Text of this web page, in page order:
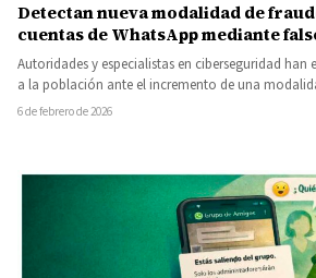
Detectan nueva modalidad de
cuentas de WhatsApp mediante
Autoridades y especialistas en ciberseguridad
a la población ante el incremento de una
6 de febrero de 2026